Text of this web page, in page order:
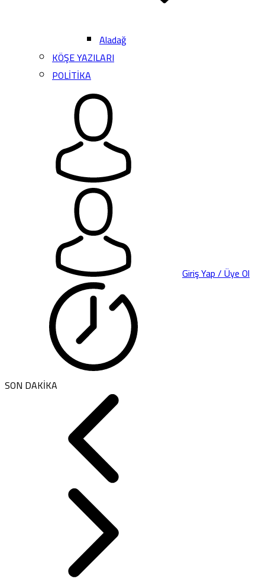
Aladağ
KÖŞE YAZILARI
POLİTİKA
Giriş Yap / Üye Ol
SON DAKİKA